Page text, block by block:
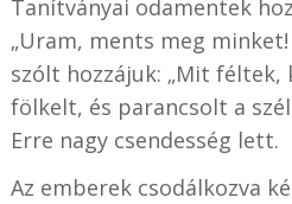
Tanítványai odamentek
„Uram, ments meg minket!
szólt hozzájuk: „Mit féltek,
fölkelt, és parancsolt a
Erre nagy csendesség lett.
Az emberek csodálkozva